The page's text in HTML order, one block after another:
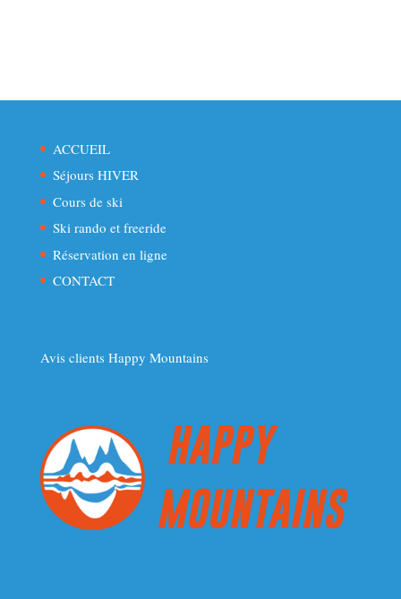
ACCUEIL
Séjours HIVER
Cours de ski
Ski rando et freeride
Réservation en ligne
CONTACT
Avis clients Happy Mountains